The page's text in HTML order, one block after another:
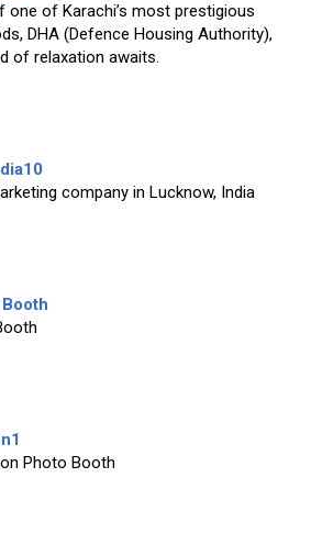
one of Karachi’s most prestigious
DHA (Defence Housing Authority),
of relaxation awaits.
company in Lucknow, India
Photo Booth